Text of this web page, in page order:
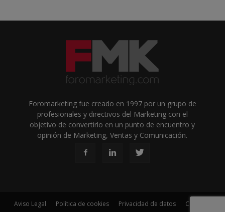
Foromarketing fue creado en 1997 por un grupo de
profesionales y directivos del Marketing con el
objetivo de convertirlo en un punto de encuentro y
opinión de Marketing, Ventas y Comunicación.
Aviso Legal Política de cookies Privacidad de datos Contacto